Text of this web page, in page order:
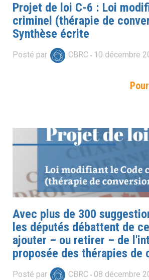
Projet de loi C-6 : Loi
criminel (thérapie de
Synthèse écrite
Posté par CBRC 10 décembre
Avec plus de 300
les députés débattent de
ajouter – ou retirer – de
proposée des thérapies de
Posté par CBRC 08 décembre